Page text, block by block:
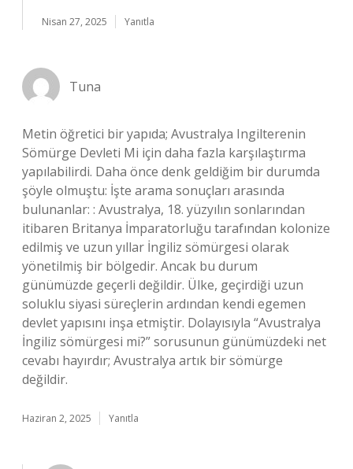
Nisan 27, 2025 Yanıtla
Tuna
Metin öğretici bir yapıda; Avustralya Ingilterenin
Sömürge Devleti Mi için daha fazla karşılaştırma
yapılabilirdi. Daha önce denk geldiğim bir durumda
şöyle olmuştu: İşte arama sonuçları arasında
bulunanlar: : Avustralya, 18. yüzyılın sonlarından
itibaren Britanya İmparatorluğu tarafından kolonize
edilmiş ve uzun yıllar İngiliz sömürgesi olarak
yönetilmiş bir bölgedir. Ancak bu durum
günümüzde geçerli değildir. Ülke, geçirdiği uzun
soluklu siyasi süreçlerin ardından kendi egemen
devlet yapısını inşa etmiştir. Dolayısıyla “Avustralya
İngiliz sömürgesi mi?” sorusunun günümüzdeki net
cevabı hayırdır; Avustralya artık bir sömürge
değildir.
Haziran 2, 2025 Yanıtla